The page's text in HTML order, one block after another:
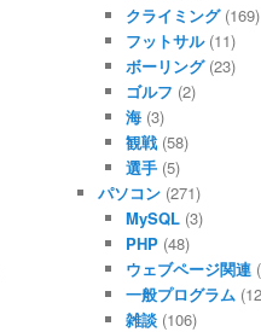
クライミング(169)
フットサル(11)
ボーリング(23)
ゴルフ (2)
海(3)
観戦(58)
選手(5)
パソコン (271)
MySQL(3)
PHP(48)
ウェブページ関連
一般プログラム
雑談(106)